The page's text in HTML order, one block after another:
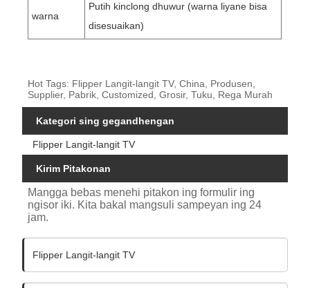
warna
Putih kinclong dhuwur (warna liyane bisa
disesuaikan)
Hot Tags: Flipper Langit-langit TV, China, Produsen,
Supplier, Pabrik, Customized, Grosir, Tuku, Rega Murah
Kategori sing gegandhengan
Flipper Langit-langit TV
Kirim Pitakonan
Mangga bebas menehi pitakon ing formulir ing
ngisor iki. Kita bakal mangsuli sampeyan ing 24
jam.